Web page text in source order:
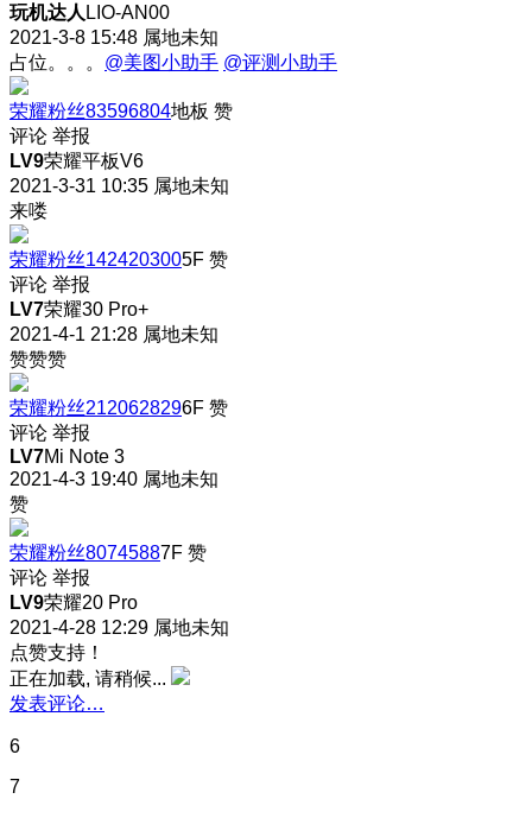
玩机达人 LIO-AN00
2021-3-8 15:48 属地未知
占位。。。 @美图小助手 @评测小助手
荣耀粉丝83596804地板 赞
评论 举报
LV9荣耀平板V6
2021-3-31 10:35 属地未知
来喽
荣耀粉丝1424203005F 赞
评论 举报
LV7荣耀30 Pro+
2021-4-1 21:28 属地未知
赞赞赞
荣耀粉丝2120628296F 赞
评论 举报
LV7Mi Note 3
2021-4-3 19:40 属地未知
赞
荣耀粉丝80745887F 赞
评论 举报
LV9荣耀20 Pro
2021-4-28 12:29 属地未知
点赞支持！
正在加载, 请稍候...
发表评论…
6
7